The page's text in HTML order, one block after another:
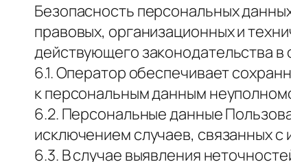
Безопасность персональных
правовых, организационных и
действующего законодательства
6.1. Оператор обеспечивает
к персональным данным
6.2. Персональные данные
исключением случаев, связанных
6.3. В случае выявления